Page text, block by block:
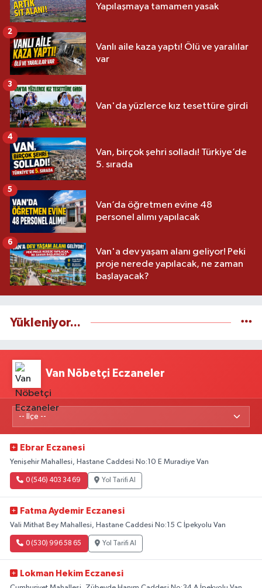
Yapılaşmaya tamamen yasak
Vanlı aile kaza yaptı! Ölü ve yaralılar
var
2
Van'da yüzlerce kız tesettüre girdi
3
Van, birçok şehri solladı! Türkiye’de
5. sırada
4
Van’da öğretmen evine 48
personel alımı yapılacak
5
Van'a dev yaşam alanı geliyor! Peki
proje nerede yapılacak, ne zaman
başlayacak?
6
Yükleniyor...
Van Nöbetçi Eczaneler
Ebrar Eczanesi
Yenişehir Mahallesi, Hastane Caddesi No:10 E Muradiye Van
0 (546) 403 34 69 Yol Tarifi Al
Fatma Aydemir Eczanesi
Vali Mithat Bey Mahallesi, Hastane Caddesi No:15 C İpekyolu Van
0 (530) 996 58 65 Yol Tarifi Al
Lokman Hekim Eczanesi